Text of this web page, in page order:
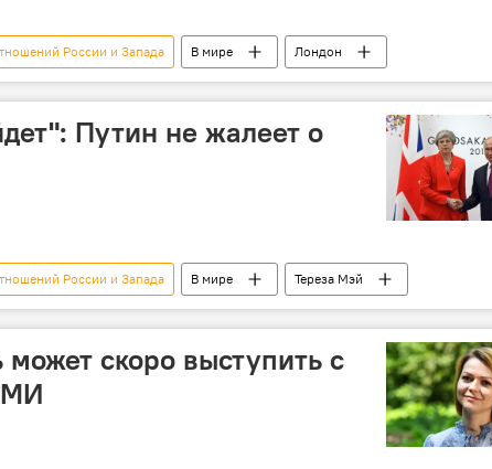
России и Запада В мире
Лондон
Путин не жалеет о
России и Запада В мире Тереза Мэй
скоро выступить с